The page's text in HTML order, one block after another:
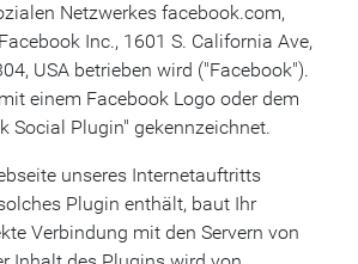
Netzwerkes facebook.com,
Inc., 1601 S. California Ave,
USA betrieben wird ("Facebook").
einem Facebook Logo oder dem
Social Plugin" gekennzeichnet.
unseres Internetauftritts
Plugin enthält, baut Ihr
Verbindung mit den Servern von